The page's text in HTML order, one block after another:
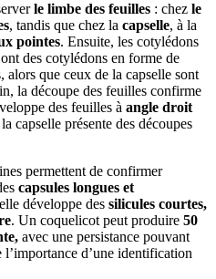
le limbe des feuilles : chez le
, tandis que chez la capselle, à la
pointes. Ensuite, les cotylédons
des cotylédons en forme de
alors que ceux de la capselle sont
la découpe des feuilles confirme
des feuilles à angle droit
capselle présente des découpes
permettent de confirmer
capsules longues et
développe des silicules courtes,
. Un coquelicot peut produire 50
avec une persistance pouvant
d’une identification